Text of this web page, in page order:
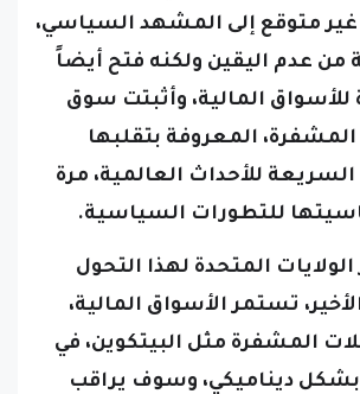
غير متوقع إلى المشهد السياسي،
من عدم اليقين ولكنه فتح أيضاً
للأسواق المالية، وأثبتت سوق
المعروفة بتقلبها
للأحداث العالمية، مرة
للتطورات السياسية.
الولايات المتحدة لهذا التحول
تستمر الأسواق المالية،
المشفرة مثل البيتكوين، في
بشكل ديناميكي، وسوف يراقب